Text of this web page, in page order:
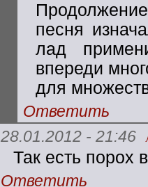
песня
лад
впереди
для
Ответить
28.01.2012 - 21:46
Так есть порох
Ответить